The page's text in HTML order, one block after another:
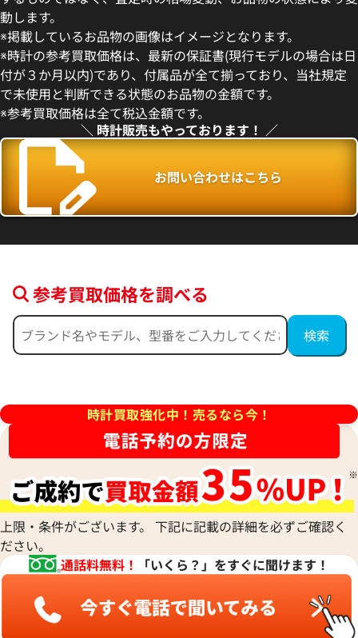
ダン マキシ マリーンダイバ
自動巻式 ブラック
格
27日時点の参考買取価格で
自動巻式 ホワイト
参考買取価格
257,000円
※2022年9月9日時点の参考買
SS
日時点の参考買取価格です
88 2704 SS 自動巻式 ブラック
参考買取価格
205,000円
※2021年11月26日時点の参考
す
動します。
※掲載しているお品物の画像はイメージとなります。
※時計の参考買取価格は、最新の保証書(現行モデルの場合は日
付が３か月以内)であり、付属品が全て揃っており、当社規定
で未使用と判断できる状態のお品物の金額です。
※参考買取価格は全て税込金額です。
＼ 時計販売もやっております！ ／
お問い合わせはこちら
参考買取価格を調べる
時計買取強化中！売るなら今！
上限・条件がございます。 下記に記載の詳細を必ずご確認く
ださい。
通話料無料！
「いくら？」をすぐに聞けます！